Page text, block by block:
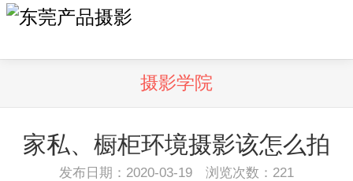
摄影学院
家私、橱柜环境摄影该怎么拍
发布日期：2020-03-19 浏览次数： 221